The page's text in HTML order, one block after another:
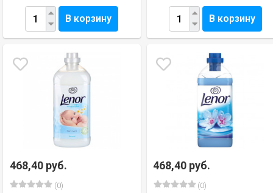
В корзину В корзину
468,40 руб.
(0)
468,40 руб.
(0)